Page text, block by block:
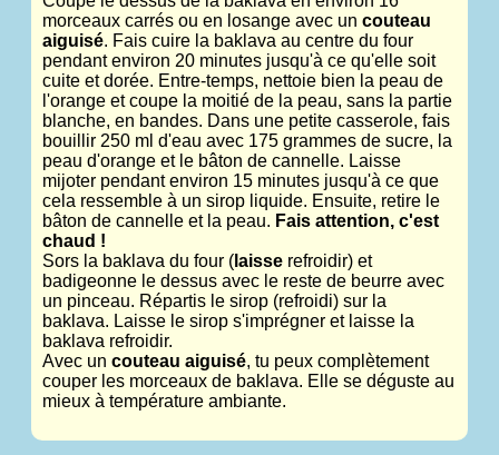
morceaux carrés ou en losange avec un couteau
aiguisé. Fais cuire la baklava au centre du four
pendant environ 20 minutes jusqu'à ce qu'elle soit
cuite et dorée. Entre-temps, nettoie bien la peau de
l'orange et coupe la moitié de la peau, sans la partie
blanche, en bandes. Dans une petite casserole, fais
bouillir 250 ml d'eau avec 175 grammes de sucre, la
peau d'orange et le bâton de cannelle. Laisse
mijoter pendant environ 15 minutes jusqu'à ce que
cela ressemble à un sirop liquide. Ensuite, retire le
bâton de cannelle et la peau. Fais attention, c'est
chaud !
Sors la baklava du four ( laisse refroidir) et
badigeonne le dessus avec le reste de beurre avec
un pinceau. Répartis le sirop (refroidi) sur la
baklava. Laisse le sirop s'imprégner et laisse la
baklava refroidir.
Avec un couteau aiguisé, tu peux complètement
couper les morceaux de baklava. Elle se déguste au
mieux à température ambiante.